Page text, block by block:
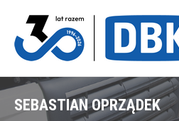
SEBASTIAN OPRZĄDEK